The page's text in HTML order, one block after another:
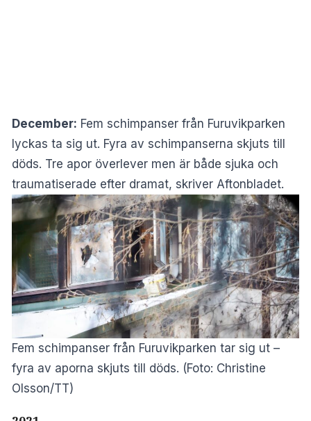
December: Fem schimpanser från Furuvikparken
lyckas ta sig ut. Fyra av schimpanserna skjuts till
döds. Tre apor överlever men är både sjuka och
traumatiserade efter dramat, skriver Aftonbladet.
Fem schimpanser från Furuvikparken tar sig ut –
fyra av aporna skjuts till döds. (Foto: Christine
Olsson/TT)